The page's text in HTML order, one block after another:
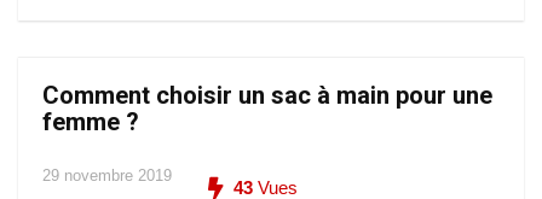
Comment choisir un sac à main pour une
femme ?
29 novembre 2019
43 Vues